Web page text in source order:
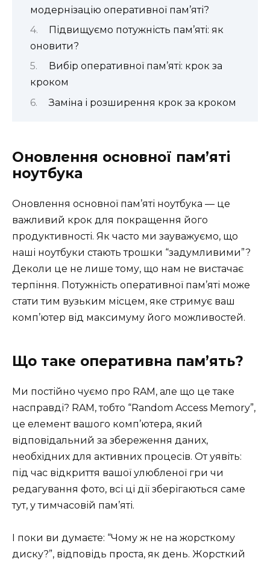
модернізацію оперативної пам’яті?
Підвищуємо потужність пам’яті: як
оновити?
Вибір оперативної пам’яті: крок за
кроком
Заміна і розширення крок за кроком
Оновлення основної пам’яті
ноутбука
Оновлення основної пам’яті ноутбука — це
важливий крок для покращення його
продуктивності. Як часто ми зауважуємо, що
наші ноутбуки стають трошки “задумливими”?
Деколи це не лише тому, що нам не вистачає
терпіння. Потужність оперативної пам’яті може
стати тим вузьким місцем, яке стримує ваш
комп’ютер від максимуму його можливостей.
Що таке оперативна пам’ять?
Ми постійно чуємо про RAM, але що це таке
насправді? RAM, тобто “Random Access Memory”,
це елемент вашого комп’ютера, який
відповідальний за збереження даних,
необхідних для активних процесів. От уявіть:
під час відкриття вашої улюбленої гри чи
редагування фото, всі ці дії зберігаються саме
тут, у тимчасовій пам’яті.
І поки ви думаєте: “Чому ж не на жорсткому
диску?”, відповідь проста, як день. Жорсткий